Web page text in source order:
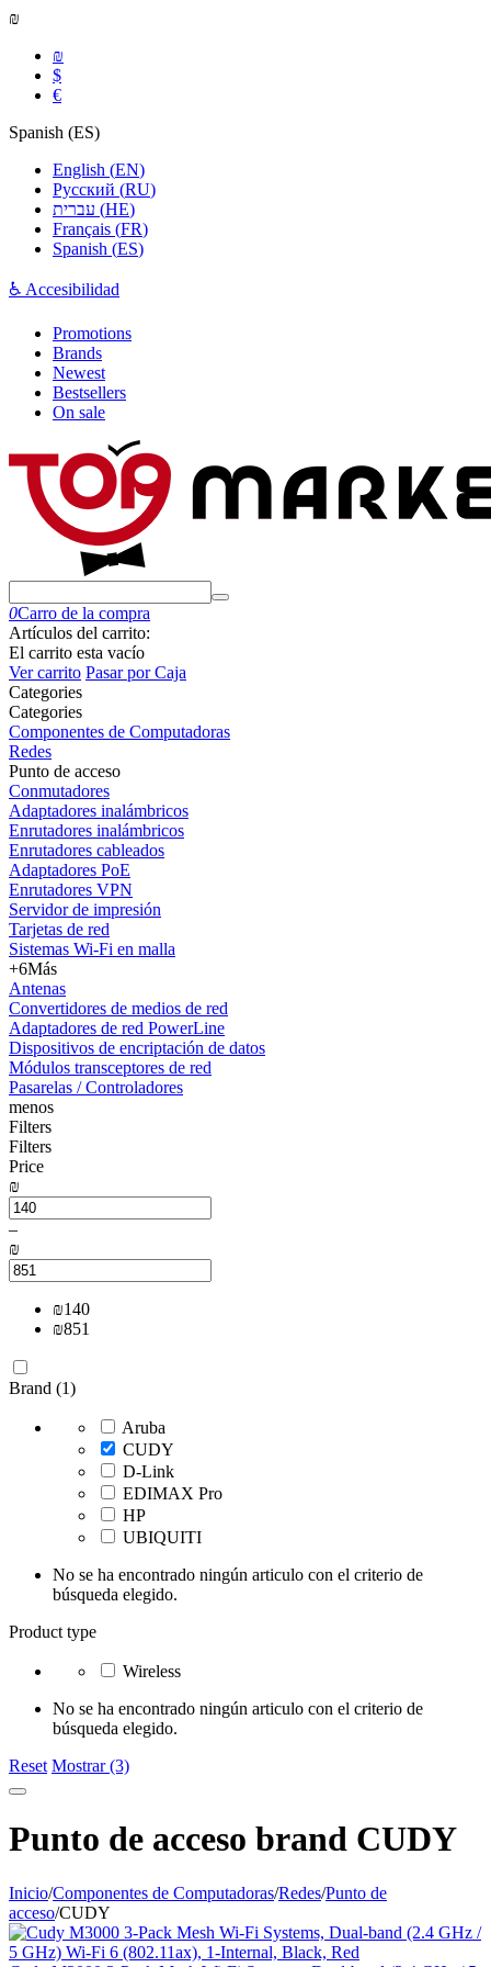
₪
₪
$
€
Spanish (ES)
English (EN)
Русский (RU)
(HE)
Français (FR)
Spanish (ES)
♿ Accesibilidad
Promotions
Brands
Newest
Bestsellers
On sale
0Carro de la compra
Artículos del carrito:
El carrito esta vacío
Ver carrito Pasar por Caja
Сategories
Сategories
Componentes de Computadoras
Redes
Punto de acceso
Conmutadores
Adaptadores inalámbricos
Enrutadores inalámbricos
Enrutadores cableados
Adaptadores PoE
Enrutadores VPN
Servidor de impresión
Tarjetas de red
Sistemas Wi-Fi en malla
+6Más
Antenas
Convertidores de medios de red
Adaptadores de red PowerLine
Dispositivos de encriptación de datos
Módulos transceptores de red
Pasarelas / Controladores
menos
Filters
Filters
Price
₪
–
₪
₪140
₪851
Brand (1)
Aruba
CUDY
D-Link
EDIMAX Pro
HP
UBIQUITI
No se ha encontrado ningún articulo con el criterio de
búsqueda elegido.
Product type
Wireless
No se ha encontrado ningún articulo con el criterio de
búsqueda elegido.
Reset Mostrar (3)
Punto de acceso brand CUDY
Inicio/Componentes de Computadoras/Redes/Punto de
acceso/CUDY